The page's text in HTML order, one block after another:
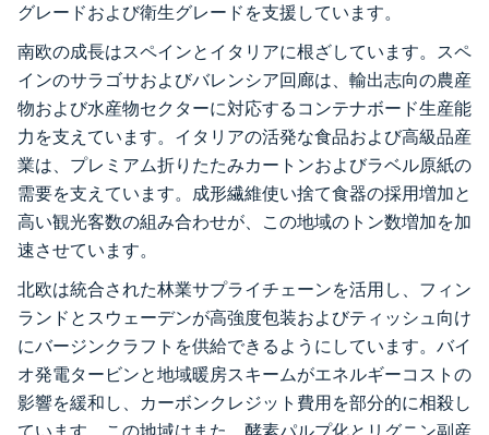
グレードおよび衛生グレードを支援しています。
南欧の成長はスペインとイタリアに根ざしています。スペ
インのサラゴサおよびバレンシア回廊は、輸出志向の農産
物および水産物セクターに対応するコンテナボード生産能
力を支えています。イタリアの活発な食品および高級品産
業は、プレミアム折りたたみカートンおよびラベル原紙の
需要を支えています。成形繊維使い捨て食器の採用増加と
高い観光客数の組み合わせが、この地域のトン数増加を加
速させています。
北欧は統合された林業サプライチェーンを活用し、フィン
ランドとスウェーデンが高強度包装およびティッシュ向け
にバージンクラフトを供給できるようにしています。バイ
オ発電タービンと地域暖房スキームがエネルギーコストの
影響を緩和し、カーボンクレジット費用を部分的に相殺し